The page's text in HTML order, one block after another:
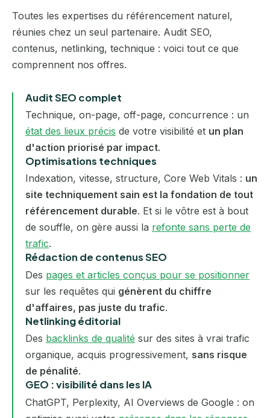
Toutes les expertises du référencement naturel,
réunies chez un seul partenaire. Audit SEO,
contenus, netlinking, technique : voici tout ce que
comprennent nos offres.
Audit SEO complet
Technique, on-page, off-page, concurrence : un
état des lieux précis de votre visibilité et un plan
d'action priorisé par impact.
Optimisations techniques
Indexation, vitesse, structure, Core Web Vitals : un
site techniquement sain est la fondation de tout
référencement durable. Et si le vôtre est à bout
de souffle, on gère aussi la refonte sans perte de
trafic.
Rédaction de contenus SEO
Des pages et articles conçus pour se positionner
sur les requêtes qui génèrent du chiffre
d'affaires, pas juste du trafic.
Netlinking éditorial
Des backlinks de qualité sur des sites à vrai trafic
organique, acquis progressivement, sans risque
de pénalité.
GEO : visibilité dans les IA
ChatGPT, Perplexity, AI Overviews de Google : on